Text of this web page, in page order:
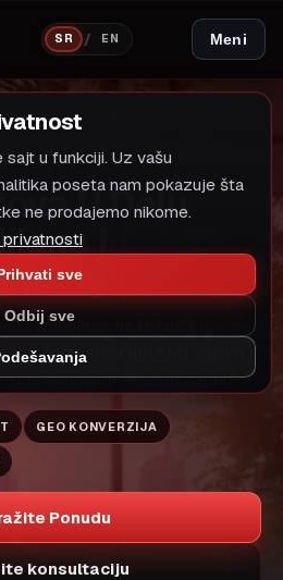
SR / EN Meni
IZRADA SAJTOVA
U Delu
|
Medijana uz tehničku
komunikaciju. Brzi sajtovi
osnovom. Pošaljite upit
GEO KONVERZIJA
Ponudu
konsultaciju
u funkciji. Uz vašu
poseta nam pokazuje šta
ne prodajemo nikome.
sve
Odbij sve